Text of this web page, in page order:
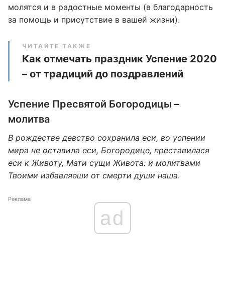
молятся и в радостные моменты (в благодарность
за помощь и присутствие в вашей жизни).
ЧИТАЙТЕ ТАКЖЕ
Как отмечать праздник Успение 2020
– от традиций до поздравлений
Успение Пресвятой Богородицы –
молитва
В рождестве девство сохранила eси, во успении
мира не оставила eси, Богородице, преставилася
eси к Животу, Мати сущи Живота: и молитвами
Твоими избавляеши от смерти души наша.
Реклама
ad